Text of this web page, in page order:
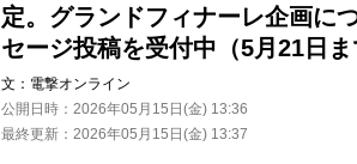
定。グランドフィナーレ企画に
セージ投稿を受付中（5月21日ま
文： 電撃オンライン
公開日時： 2026年05月15日(金) 13:36
最終更新： 2026年05月15日(金) 13:37